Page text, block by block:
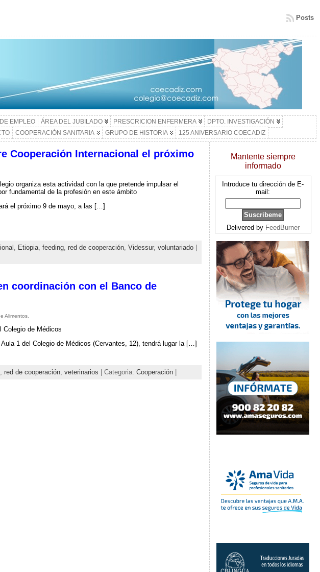
Posts
EMPLEO ÁREA DEL JUBILADO PRESCRICION ENFERMERA
DPTO. INVESTIGACIÓN
COOPERACIÓN SANITARIA GRUPO DE HISTORIA 125 ANIVERSARIO COECADIZ
Cooperación Internacional el próximo
organiza esta actividad con la que pretende impulsar el
fundamental de la profesión en este ámbito
el próximo 9 de mayo, a las […]
Etiopia, feeding, red de cooperación, Videssur, voluntariado|
coordinación con el Banco de
Alimentos.
Colegio de Médicos
1 del Colegio de Médicos (Cervantes, 12), tendrá lugar la […]
red de cooperación, veterinarios | Categoria: Cooperación|
Mantente siempre
informado
Introduce tu dirección de E-
mail:
Delivered by FeedBurner